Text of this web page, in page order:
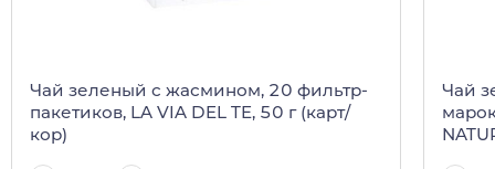
Чай зеленый с жасмином, 20 фильтр-
пакетиков, LA VIA DEL TE, 50 г (карт/
кор)
Чай